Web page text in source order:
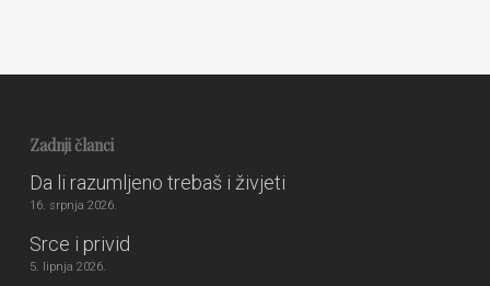
Zadnji članci
Da li razumljeno trebaš i živjeti
16. srpnja 2026.
Srce i privid
5. lipnja 2026.